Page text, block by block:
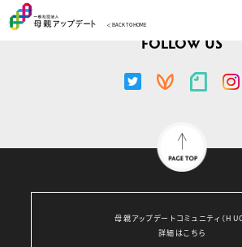
＜ BACK TO HOME
FOLLOW US
母親アップデートコミュニティ（HUC
詳細はこちら